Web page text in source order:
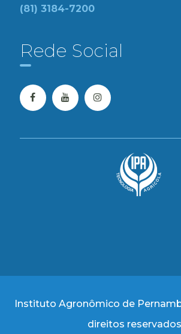
(81) 3184-7200
Rede Social
Instituto Agronômico de
direitos reservados